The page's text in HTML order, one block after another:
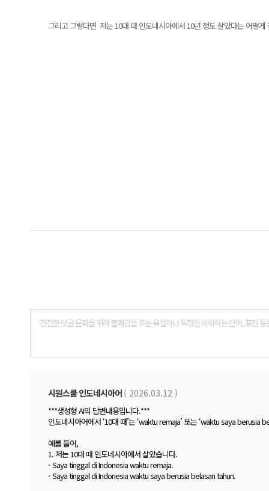
그리고 그렇다면 저는 10대 때 인도네시아에서 10년 정도 살았다는 어떻게
시원스쿨 인도네시아어 ( 2026.03.12 )
***생성형 AI의 답변내용입니다.***
인도네시아어에서 ‘10대 때’는 ‘waktu remaja’ 또는 ‘waktu saya berusia
예를 들어,
1. 저는 10대 때 인도네시아에서 살았습니다.
- Saya tinggal di Indonesia waktu remaja.
- Saya tinggal di Indonesia waktu saya berusia belasan tahun.